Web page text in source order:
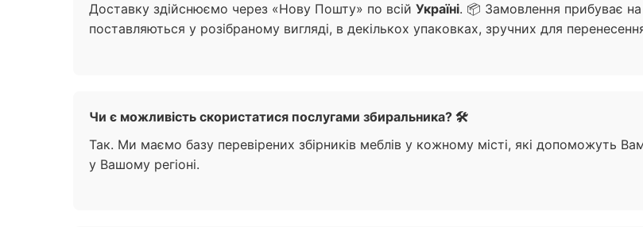
Доставку здійснюємо через «Нову Пошту» по всій Україні. 📦 Замовлення прибуває
поставляються у розібраному вигляді, в декількох упаковках, зручних для
Чи є можливість скористатися послугами збиральника? 🛠️
Так. Ми маємо базу перевірених збірників меблів у кожному місті, які допоможуть
у Вашому регіоні.